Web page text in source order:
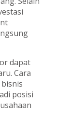
dapat
Cara
posisi